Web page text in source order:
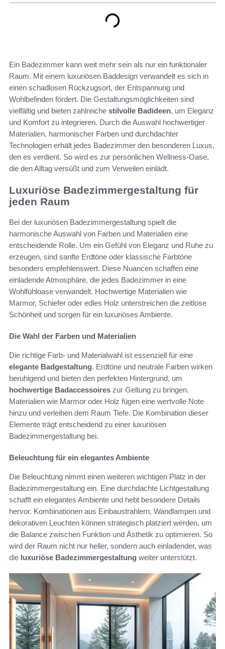
Ein Badezimmer kann weit mehr sein als nur ein funktionaler
Raum. Mit einem luxuriösen Baddesign verwandelt es sich in
einen schadlosen Rückzugsort, der Entspannung und
Wohlbefinden fördert. Die Gestaltungsmöglichkeiten sind
vielfältig und bieten zahlreiche stilvolle Badideen, um Eleganz
und Komfort zu integrieren. Durch die Auswahl hochwertiger
Materialien, harmonischer Farben und durchdachter
Technologien erhält jedes Badezimmer den besonderen Luxus,
den es verdient. So wird es zur persönlichen Wellness-Oase,
die den Alltag versüßt und zum Verweilen einlädt.
Luxuriöse Badezimmergestaltung für
jeden Raum
Bei der luxuriösen Badezimmergestaltung spielt die
harmonische Auswahl von Farben und Materialien eine
entscheidende Rolle. Um ein Gefühl von Eleganz und Ruhe zu
erzeugen, sind sanfte Erdtöne oder klassische Farbtöne
besonders empfehlenswert. Diese Nuancen schaffen eine
einladende Atmosphäre, die jedes Badezimmer in eine
Wohlfühloase verwandelt. Hochwertige Materialien wie
Marmor, Schiefer oder edles Holz unterstreichen die zeitlose
Schönheit und sorgen für ein luxuriöses Ambiente.
Die Wahl der Farben und Materialien
Die richtige Farb- und Materialwahl ist essenziell für eine
elegante Badgestaltung. Erdtöne und neutrale Farben wirken
beruhigend und bieten den perfekten Hintergrund, um
hochwertige Badaccessoires zur Geltung zu bringen.
Materialien wie Marmor oder Holz fügen eine wertvolle Note
hinzu und verleihen dem Raum Tiefe. Die Kombination dieser
Elemente trägt entscheidend zu einer luxuriösen
Badezimmergestaltung bei.
Beleuchtung für ein elegantes Ambiente
Die Beleuchtung nimmt einen weiteren wichtigen Platz in der
Badezimmergestaltung ein. Eine durchdachte Lichtgestaltung
schafft ein elegantes Ambiente und hebt besondere Details
hervor. Kombinationen aus Einbaustrahlern, Wandlampen und
dekorativen Leuchten können strategisch platziert werden, um
die Balance zwischen Funktion und Ästhetik zu optimieren. So
wird der Raum nicht nur heller, sondern auch einladender, was
die luxuriöse Badezimmergestaltung weiter unterstützt.